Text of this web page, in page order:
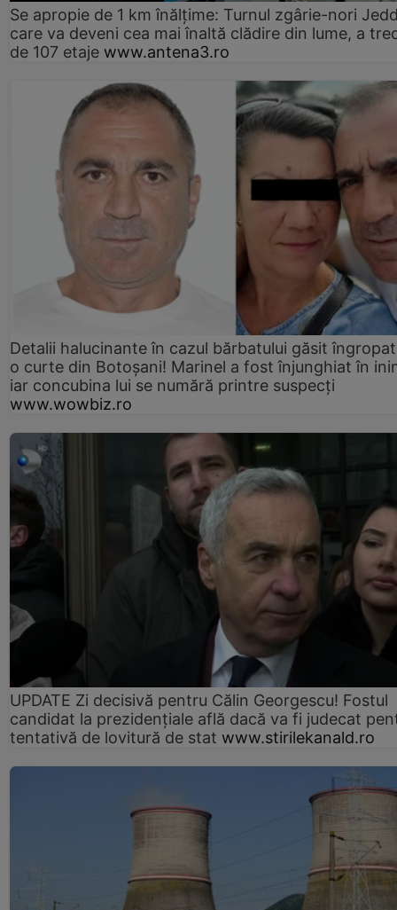
Se apropie de 1 km înălțime: Turnul zgârie-nori
care va deveni cea mai înaltă clădire din lume, a
de 107 etaje www.antena3.ro
Detalii halucinante în cazul bărbatului găsit
o curte din Botoșani! Marinel a fost înjunghiat în
iar concubina lui se numără printre suspecți
www.wowbiz.ro
UPDATE Zi decisivă pentru Călin Georgescu! Fostul
candidat la prezidențiale află dacă va fi judecat
tentativă de lovitură de stat www.stirilekanald.ro